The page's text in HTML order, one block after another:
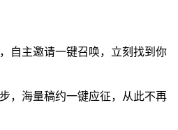
主邀请一键召唤，立刻找到你
海量稿约一键应征，从此不再